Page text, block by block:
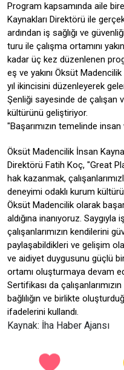
Program kapsamında aile
Kaynakları Direktörü ile
ardından iş sağlığı ve
turu ile çalışma ortamını
kadar üç kez düzenlenen
eş ve yakını Öksüt
yıl ikincisini düzenleyerek
Şenliği sayesinde de çalışan
kültürünü geliştiriyor.
"Başarımızın temelinde insan
Öksüt Madencilik İnsan
Direktörü Fatih Koç, "Great
hak kazanmak,
deneyimi odaklı kurum
Öksüt Madencilik olarak
aldığına inanıyoruz.
çalışanlarımızın kendilerini
paylaşabildikleri ve gelişim
ve aidiyet duygusunu güçlü
ortamı oluşturmaya devam
Sertifikası da
bağlılığın ve birlikte
ifadelerini kullandı.
Kaynak: İha Haber Ajansı